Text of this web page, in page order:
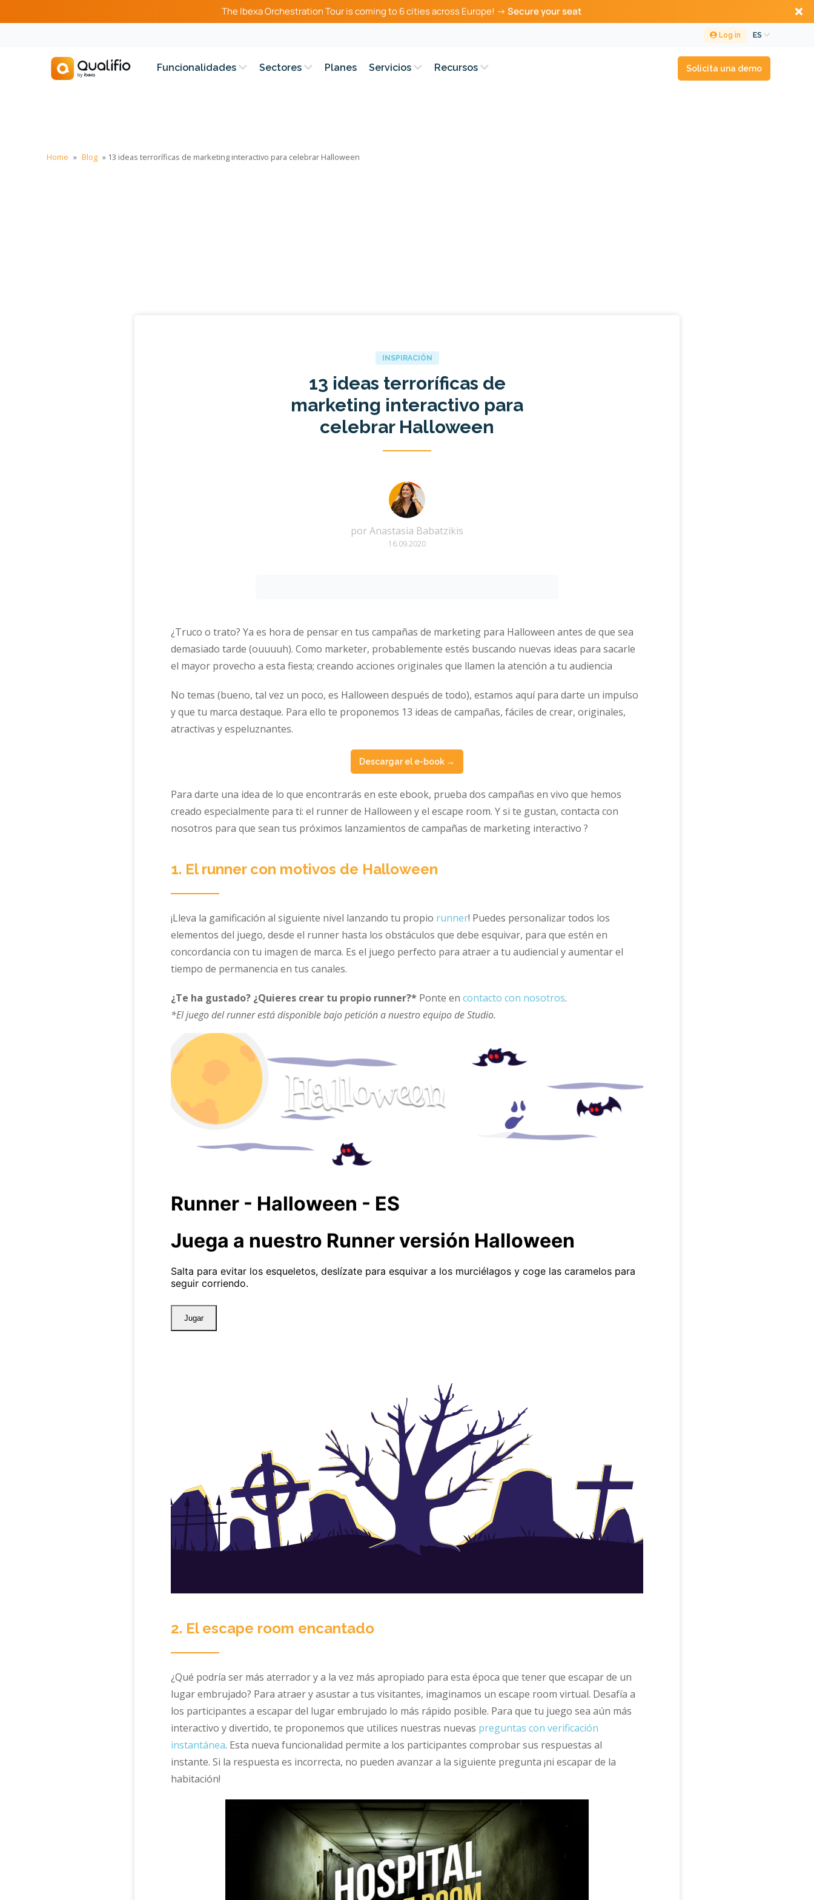
The Ibexa Orchestration Tour is coming to 6 cities across Europe! → Secure your seat
ES
Log in
Funcionalidades Sectores Planes Servicios Recursos Solicita una demo
Home » Blog » 13 ideas terroríficas de marketing interactivo para celebrar Halloween
INSPIRACIÓN
13 ideas terroríficas de
marketing interactivo para
celebrar Halloween
porAnastasia Babatzikis
16.09.2020
¿Truco o trato? Ya es hora de pensar en tus campañas de marketing para Halloween antes de que sea
demasiado tarde (ouuuuh). Como marketer, probablemente estés buscando nuevas ideas para sacarle
el mayor provecho a esta fiesta; creando acciones originales que llamen la atención a tu audiencia
No temas (bueno, tal vez un poco, es Halloween después de todo), estamos aquí para darte un impulso
y que tu marca destaque. Para ello te proponemos 13 ideas de campañas, fáciles de crear, originales,
atractivas y espeluznantes.
Descargar el e-book →
Para darte una idea de lo que encontrarás en este ebook, prueba dos campañas en vivo que hemos
creado especialmente para ti: el runner de Halloween y el escape room. Y si te gustan, contacta con
nosotros para que sean tus próximos lanzamientos de campañas de marketing interactivo ?
1. El runner con motivos de Halloween
¡Lleva la gamificación al siguiente nivel lanzando tu propio runner! Puedes personalizar todos los
elementos del juego, desde el runner hasta los obstáculos que debe esquivar, para que estén en
concordancia con tu imagen de marca. Es el juego perfecto para atraer a tu audiencial y aumentar el
tiempo de permanencia en tus canales.
¿Te ha gustado? ¿Quieres crear tu propio runner?* Ponte en contacto con nosotros.
*El juego del runner está disponible bajo petición a nuestro equipo de Studio.
2. El escape room encantado
¿Qué podría ser más aterrador y a la vez más apropiado para esta época que tener que escapar de un
lugar embrujado? Para atraer y asustar a tus visitantes, imaginamos un escape room virtual. Desafía a
los participantes a escapar del lugar embrujado lo más rápido posible. Para que tu juego sea aún más
interactivo y divertido, te proponemos que utilices nuestras nuevas preguntas con verificación
instantánea. Esta nueva funcionalidad permite a los participantes comprobar sus respuestas al
instante. Si la respuesta es incorrecta, no pueden avanzar a la siguiente pregunta ¡ni escapar de la
habitación!